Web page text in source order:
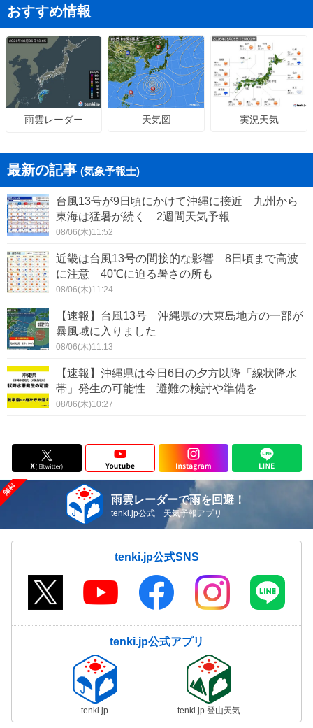
おすすめ情報
雨雲レーダー 天気図 実況天気
最新の記事 (気象予報士)
台風13号が9日頃にかけて沖縄に接近 九州から
東海は猛暑が続く 2週間天気予報
08/06(木)11:52
近畿は台風13号の間接的な影響 8日頃まで高波
に注意 40℃に迫る暑さの所も
08/06(木)11:24
【速報】台風13号 沖縄県の大東島地方の一部が
暴風域に入りました
08/06(木)11:13
【速報】沖縄県は今日6日の夕方以降「線状降水
帯」発生の可能性 避難の検討や準備を
08/06(木)10:27
雨雲レーダーで雨を回避！
tenki.jp公式 天気予報アプリ
tenki.jp公式SNS
tenki.jp公式アプリ
tenki.jp tenki.jp 登山天気